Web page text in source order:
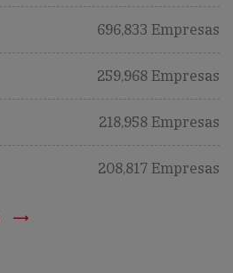
696,833 Empresas
259,968 Empresas
218,958 Empresas
208,817 Empresas